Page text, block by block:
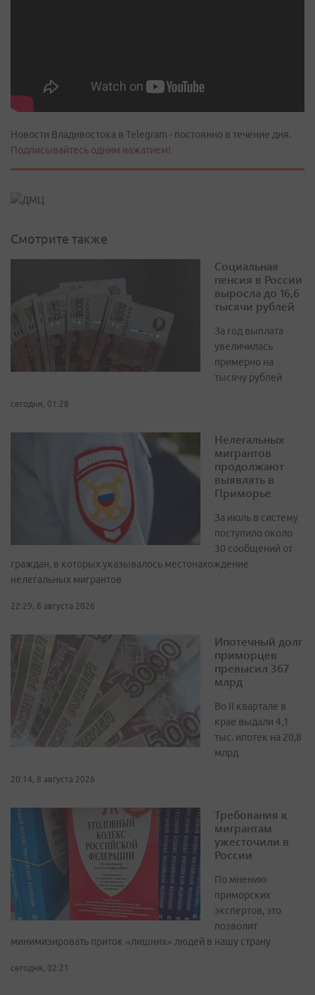
Новости Владивостока в Telegram - постоянно в течение дня.
Подписывайтесь одним нажатием!
Смотрите также
Социальная
пенсия в России
выросла до 16,6
тысячи рублей
За год выплата
увеличилась
примерно на
тысячу рублей
сегодня, 01:28
Нелегальных
мигрантов
продолжают
выявлять в
Приморье
За июль в систему
поступило около
30 сообщений от
граждан, в которых указывалось местонахождение
нелегальных мигрантов
22:29, 8 августа 2026
Ипотечный долг
приморцев
превысил 367
млрд
Во II квартале в
крае выдали 4,1
тыс. ипотек на 20,8
млрд
20:14, 8 августа 2026
Требования к
мигрантам
ужесточили в
России
По мнению
приморских
экспертов, это
позволит
минимизировать приток «лишних» людей в нашу страну
сегодня, 02:21